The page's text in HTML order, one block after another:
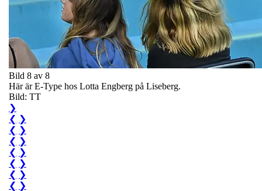
Bild 8 av 8
Här är E-Type hos Lotta Engberg på Liseberg.
Bild: TT
❯
❮ ❯
❮ ❯
❮ ❯
❮ ❯
❮ ❯
❮ ❯
❮ ❯